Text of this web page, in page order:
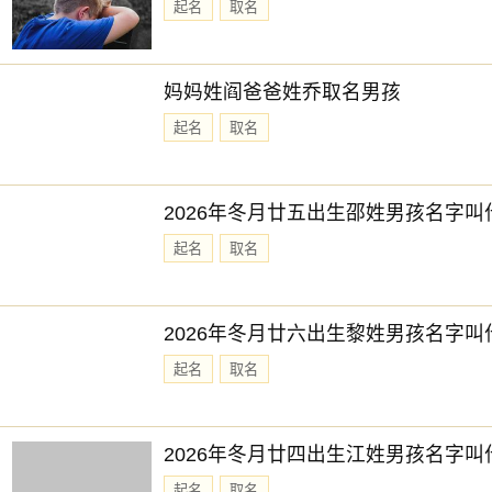
起名 取名
妈妈姓阎爸爸姓乔取名男孩
起名 取名
2026年冬月廿五出生邵姓男孩名字叫
起名 取名
2026年冬月廿六出生黎姓男孩名字叫
起名 取名
2026年冬月廿四出生江姓男孩名字叫